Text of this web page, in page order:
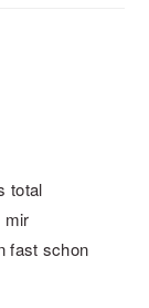
total
mir
fast schon